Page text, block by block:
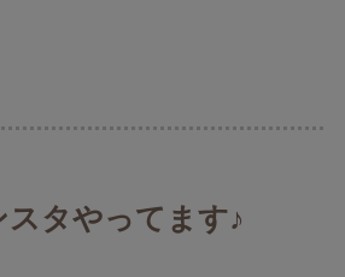
スタやってます♪